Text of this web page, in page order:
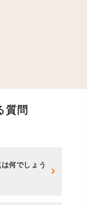
質問
何でしょう